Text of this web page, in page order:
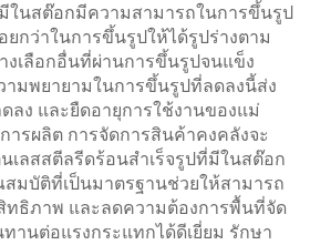
ในสต๊อกมีความสามารถในการขึ้นรูป
ยกว่าในการขึ้นรูปให้ได้รูปร่างตาม
งเลือกอื่นที่ผ่านการขึ้นรูปจนแข็ง
มพยายามในการขึ้นรูปที่ลดลงนี้ส่ง
ลง และยืดอายุการใช้งานของแม่
รผลิต การจัดการสินค้าคงคลังจะ
เลสสตีลรีดร้อนสำเร็จรูปที่มีในสต๊อก
มบัติที่เป็นมาตรฐานช่วยให้สามารถ
ทธิภาพ และลดความต้องการพื้นที่จัด
านต่อแรงกระแทกได้ดีเยี่ยม รักษา